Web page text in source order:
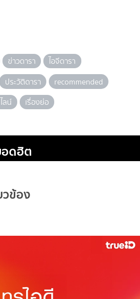
ข่าวดารา
ไอจีดารา
ประวัติดารา
recommended
ลน์ เรื่องย่อ
อดฮิต
วข้อง